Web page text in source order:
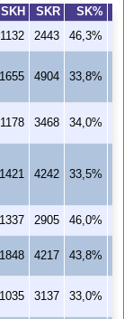
SKH SKR
SK%
1132 2443 46,3%
1655 4904 33,8%
1178 3468 34,0%
1421 4242 33,5%
1337 2905 46,0%
1848 4217 43,8%
1035 3137 33,0%